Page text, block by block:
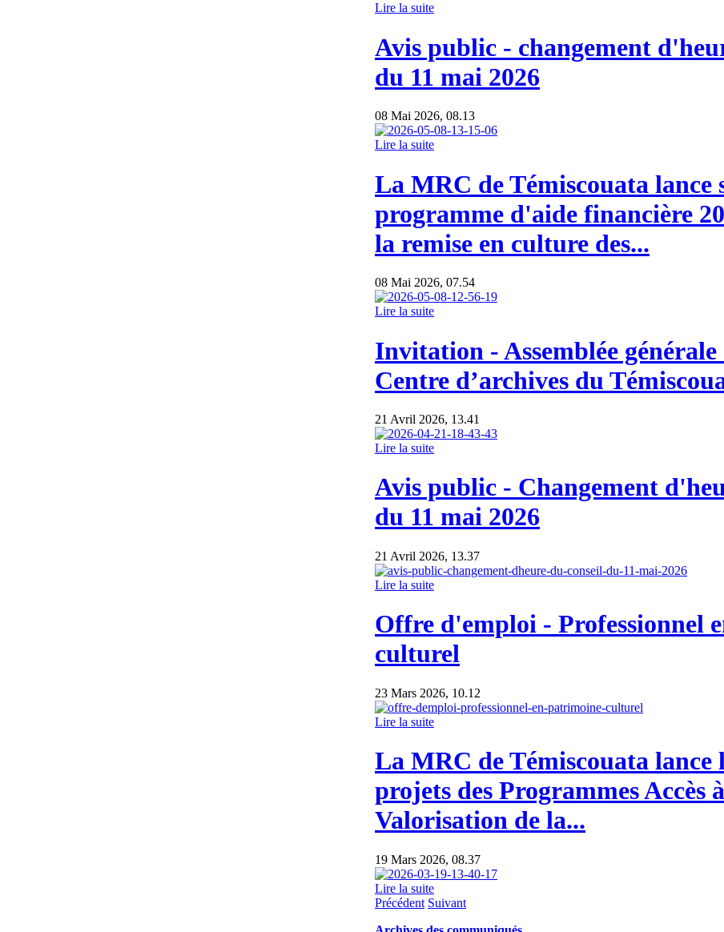
Lire la suite
Avis public - changement
du 11 mai 2026
08 Mai 2026, 08.13
Lire la suite
La MRC de Témiscouata lance
programme d'aide financière
la remise en culture des...
08 Mai 2026, 07.54
Lire la suite
Invitation - Assemblée générale
Centre d’archives du
21 Avril 2026, 13.41
Lire la suite
Avis public - Changement
du 11 mai 2026
21 Avril 2026, 13.37
Lire la suite
Offre d'emploi - Professionnel
culturel
23 Mars 2026, 10.12
Lire la suite
La MRC de Témiscouata lance
projets des Programmes Accès
Valorisation de la...
19 Mars 2026, 08.37
Lire la suite
Précédent Suivant